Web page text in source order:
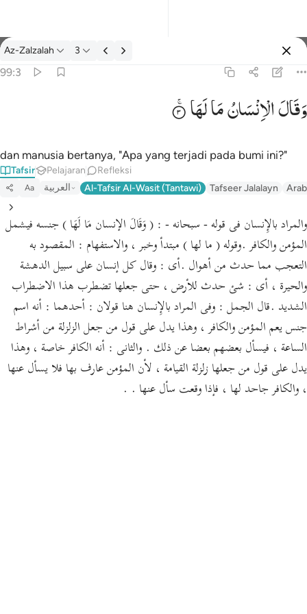
tafsir: Az-Zalzalah 99:3
Az-Zalzalah 3
99:3
وَقَالَالْاِنْسَانُمَالَهَا
dan manusia bertanya, "Apa yang terjadi pada bumi ini?"
Tafsir Pelajaran Refleksi
Aa العربية Al-Tafsir Al-Wasit (Tantawi) Tafseer Jalalayn
والمراد بالإِنسان فى قوله - سبحانه - : ( وَقَالَ الإنسان مَا لَهَا ) جنسه فيشمل
المؤمن والكافر .وقوله ( ما لها ) مبتدأ وخبر ، والاستفهام : المقصود به
التعجب مما حدث من أهوال .أى : وقال كل إنسان على سبيل الدهشة
والحيرة ، أى : شئ حدث للأرض ، حتى جعلها تضطرب هذا الاضطراب
الشديد .قال الجمل : وفى المراد بالإِنسان هنا قولان : أحدهما : أنه اسم
جنس يعم المؤمن والكافر ، وهذا يدل على قول من جعل الزلزلة من أشراط
الساعة ، فيسأل بعضهم بعضا عن ذلك . والثانى : أنه الكافر خاصة ، وهذا
يدل على قول من جعلها زلزلة القيامة ، لأن المؤمن عارف بها فلا يسأل عنها
، والكافر جاحد لها ، فإذا وقعت سأل عنها . .